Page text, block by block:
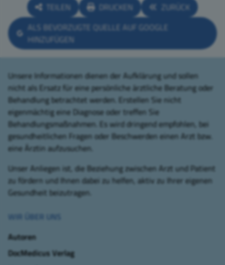
TEILEN DRUCKEN
ZURÜCK
ALS BEVORZUGTE QUELLE AUF GOOGLE
HINZUFÜGEN
Unsere Informationen dienen der Aufklärung und sollen
nicht als Ersatz für eine persönliche ärztliche Beratung oder
Behandlung betrachtet werden. Erstellen Sie nicht
eigenmächtig eine Diagnose oder treffen Sie
Behandlungsmaßnahmen. Es wird dringend empfohlen, bei
gesundheitlichen Fragen oder Beschwerden einen Arzt bzw.
eine Ärztin aufzusuchen.
Unser Anliegen ist, die Beziehung zwischen Arzt und Patient
zu fördern und Ihnen dabei zu helfen, aktiv zu Ihrer eigenen
Gesundheit beizutragen.
WIR ÜBER UNS
Autoren
DocMedicus Verlag